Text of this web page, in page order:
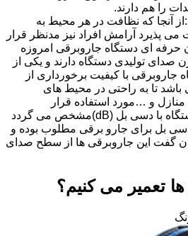
را هم دارند.
آنجا که نظافت در هر محیط به
پذیرد آرامش افراد نیز مدنظر قرار
حرفه ای دستگاه جاروبرقی امروزه
صدای تولیدی دستگاه دارند و یکی از
جاروبرقی با کیفیت برخورداری از
تا به راحتی در محیط های
و …مورد استفاده قرار
گیرد.میزان صدای دستگاه با دسی بل (dB)مشخص می گردد
صدای 70-77 دسی بل برای جارو برقی مطلوب بوده و
گفت این جاروبرقی ها از سطح صدای
تعمیر می کنیم؟